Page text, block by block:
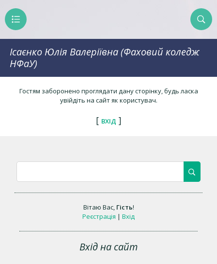
Ісаєнко Юлія Валеріївна (Фаховий коледж
НФаУ)
Гостям заборонено проглядати дану сторінку, будь ласка
увійдіть на сайт як користувач.
[ ВХІД ]
Вітаю Вас, Гість!
Реєстрація | Вхід
Вхід на сайт